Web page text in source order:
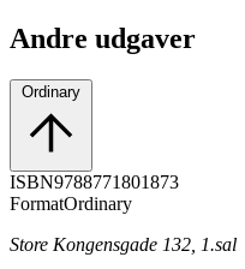
Andre udgaver
Ordinary
ISBN9788771801873
FormatOrdinary
Store Kongensgade 132, 1.sal